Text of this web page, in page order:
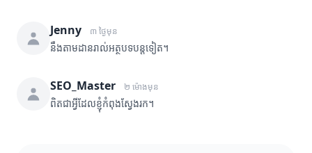
Jenny ៣ ថ្ងៃមុន
នឹងតាមដានរាល់អត្ថបទបន្តទៀត។
SEO_Master ២ ម៉ោងមុន
ពិតជាអ្វីដែលខ្ញុំកំពុងស្វែងរក។